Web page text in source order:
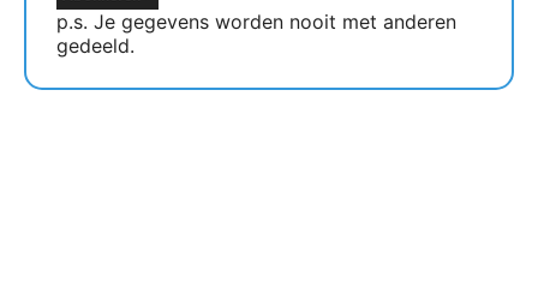
p.s. Je gegevens worden nooit met anderen
gedeeld.